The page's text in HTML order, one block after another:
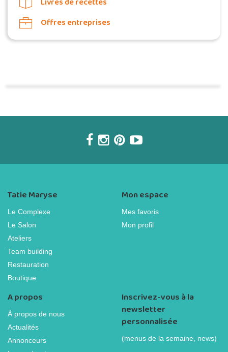
Offres entreprises
Tatie Maryse
Le Complexe
Le Salon
Ateliers
Team building
Restauration
Boutique
Mon espace
Mes favoris
Mon profil
A propos
À propos de nous
Actualités
Annonceurs
Inscrivez-vous à la
newsletter
personnalisée
(menus de la semaine, news)